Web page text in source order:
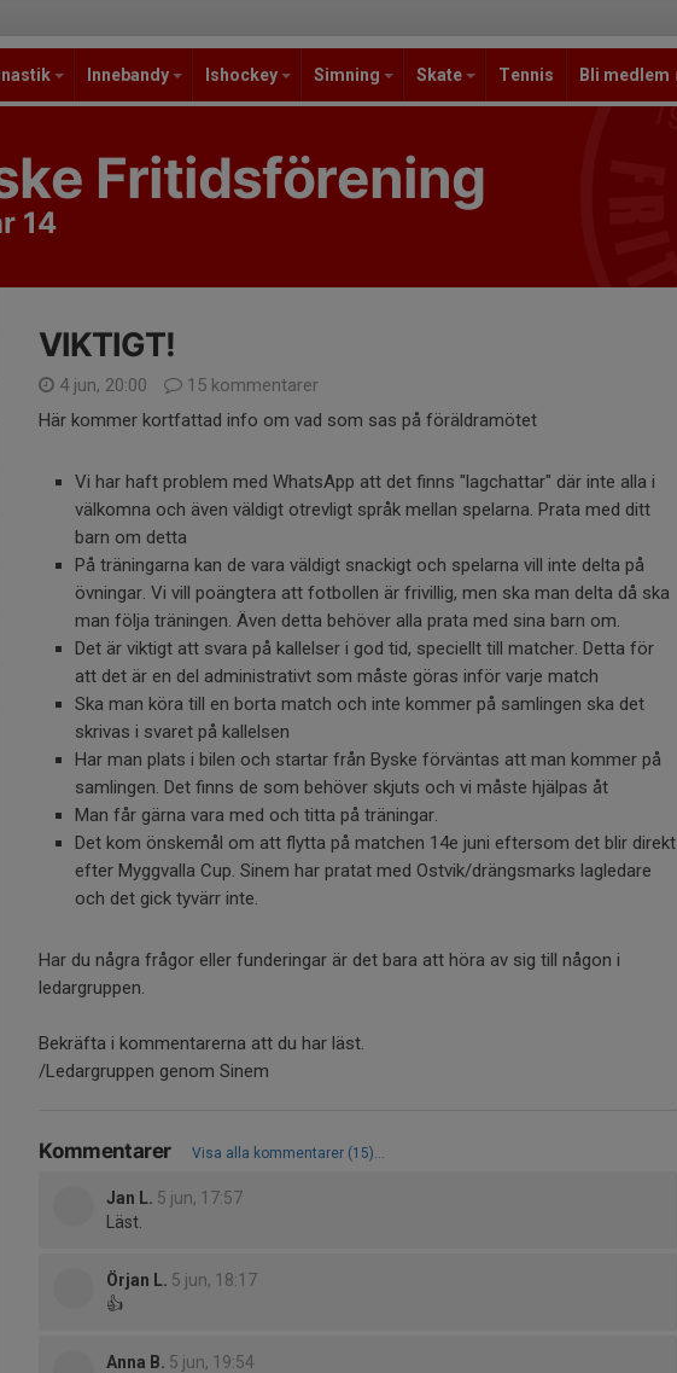
Innebandy Ishockey Simning Skate Tennis Bli medlem
Fritidsförening
14
VIKTIGT!
4 jun, 20:00
15 kommentarer
Här kommer kortfattad info om vad som sas på föräldramötet
Vi har haft problem med WhatsApp att det finns "lagchattar" där inte alla i
välkomna och även väldigt otrevligt språk mellan spelarna. Prata med ditt
barn om detta
På träningarna kan de vara väldigt snackigt och spelarna vill inte delta på
övningar. Vi vill poängtera att fotbollen är frivillig, men ska man delta då ska
man följa träningen. Även detta behöver alla prata med sina barn om.
Det är viktigt att svara på kallelser i god tid, speciellt till matcher. Detta för
att det är en del administrativt som måste göras inför varje match
Ska man köra till en borta match och inte kommer på samlingen ska det
skrivas i svaret på kallelsen
Har man plats i bilen och startar från Byske förväntas att man kommer på
samlingen. Det finns de som behöver skjuts och vi måste hjälpas åt
Man får gärna vara med och titta på träningar.
Det kom önskemål om att flytta på matchen 14e juni eftersom det blir direkt
efter Myggvalla Cup. Sinem har pratat med Ostvik/drängsmarks lagledare
och det gick tyvärr inte.
Har du några frågor eller funderingar är det bara att höra av sig till någon i
ledargruppen.
Bekräfta i kommentarerna att du har läst.
/Ledargruppen genom Sinem
Kommentarer Visa alla kommentarer (15)...
Jan L. 5 jun, 17:57
Läst.
Örjan L. 5 jun, 18:17
👍
Anna B. 5 jun, 19:54